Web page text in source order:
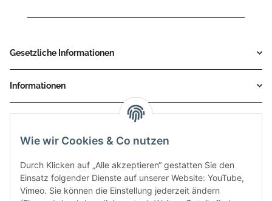
Wie wir Cookies & Co nutzen
Durch Klicken auf „Alle akzeptieren“ gestatten Sie den
Einsatz folgender Dienste auf unserer Website: YouTube,
Vimeo. Sie können die Einstellung jederzeit ändern
Gesetzliche Informationen
Informationen